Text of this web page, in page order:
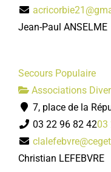
Jean-Paul ANSELME
Secours Populaire
Associations
7, place de la
03 22 96 82 4203
Christian LEFEBVRE